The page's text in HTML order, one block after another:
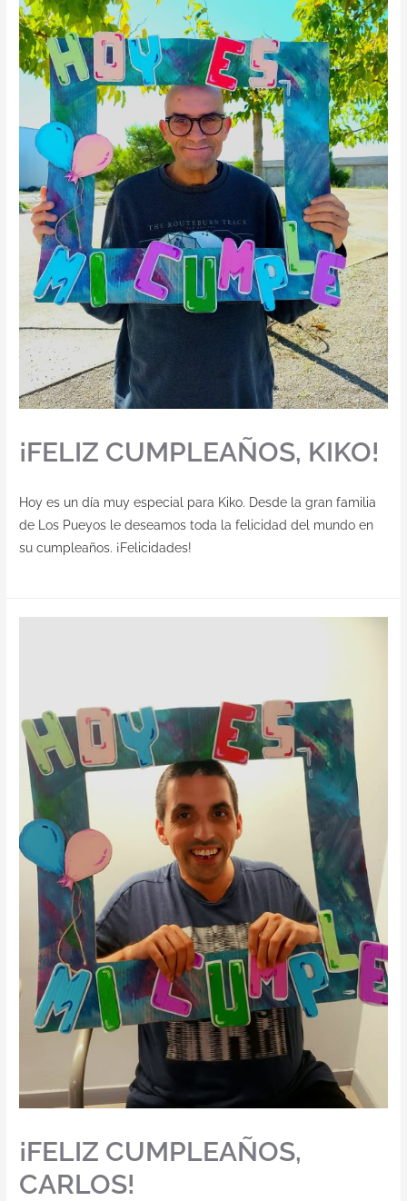
¡FELIZ CUMPLEAÑOS, KIKO!
Hoy es un día muy especial para Kiko. Desde la gran familia
de Los Pueyos le deseamos toda la felicidad del mundo en
su cumpleaños. ¡Felicidades!
¡FELIZ CUMPLEAÑOS,
CARLOS!